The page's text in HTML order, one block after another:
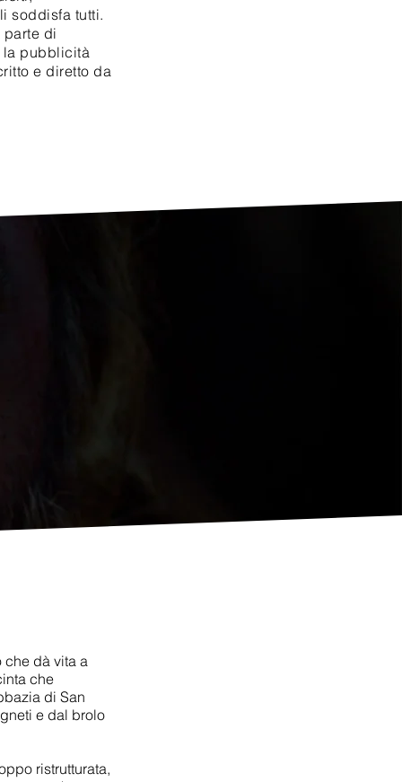
soddisfa tutti.
parte di
la pubblicità
e diretto da
che dà vita a
che
di San
e dal brolo
ristrutturata,